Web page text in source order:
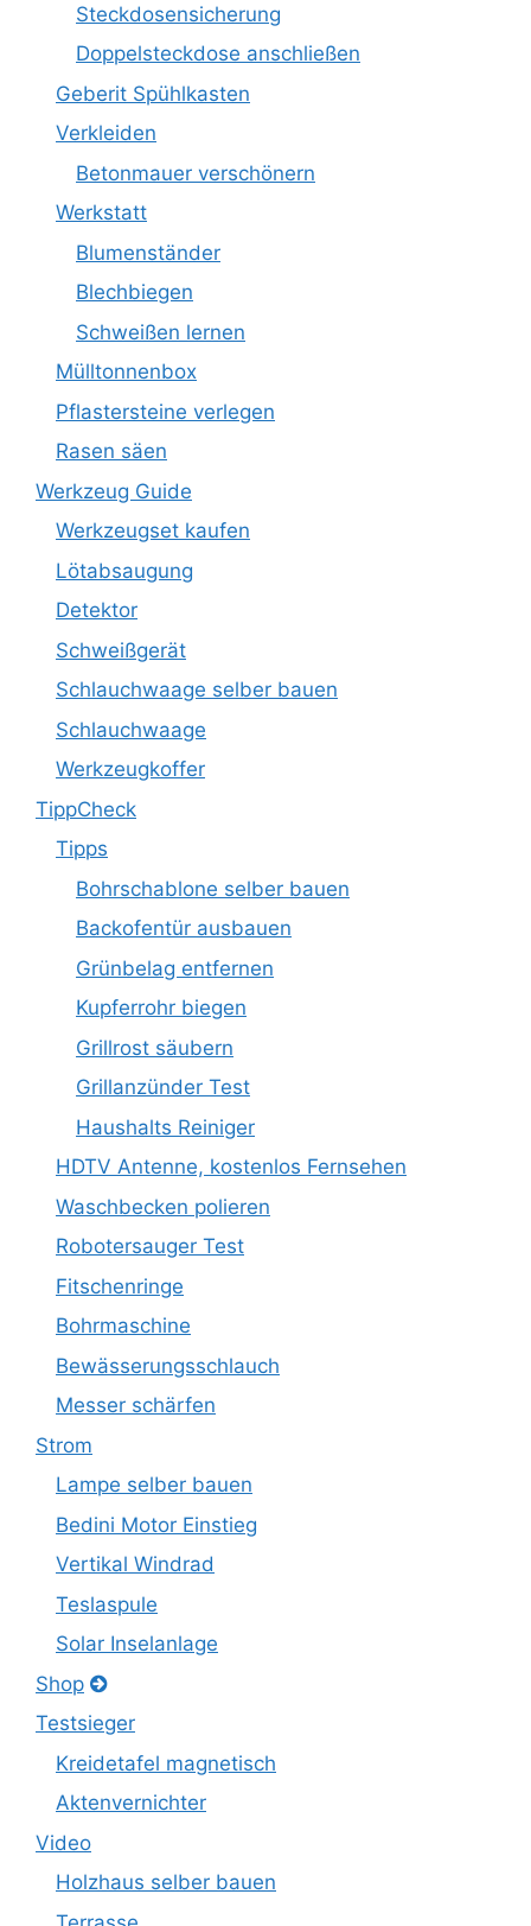
Steckdosensicherung
Doppelsteckdose anschließen
Geberit Spühlkasten
Verkleiden
Betonmauer verschönern
Werkstatt
Blumenständer
Blechbiegen
Schweißen lernen
Mülltonnenbox
Pflastersteine verlegen
Rasen säen
Werkzeug Guide
Werkzeugset kaufen
Lötabsaugung
Detektor
Schweißgerät
Schlauchwaage selber bauen
Schlauchwaage
Werkzeugkoffer
TippCheck
Tipps
Bohrschablone selber bauen
Backofentür ausbauen
Grünbelag entfernen
Kupferrohr biegen
Grillrost säubern
Grillanzünder Test
Haushalts Reiniger
HDTV Antenne, kostenlos Fernsehen
Waschbecken polieren
Robotersauger Test
Fitschenringe
Bohrmaschine
Bewässerungsschlauch
Messer schärfen
Strom
Lampe selber bauen
Bedini Motor Einstieg
Vertikal Windrad
Teslaspule
Solar Inselanlage
Shop
Testsieger
Kreidetafel magnetisch
Aktenvernichter
Video
Holzhaus selber bauen